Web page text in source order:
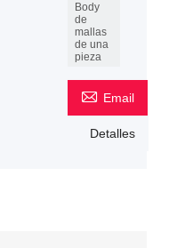
Body
de
mallas
de una
pieza
 Email
Detalles